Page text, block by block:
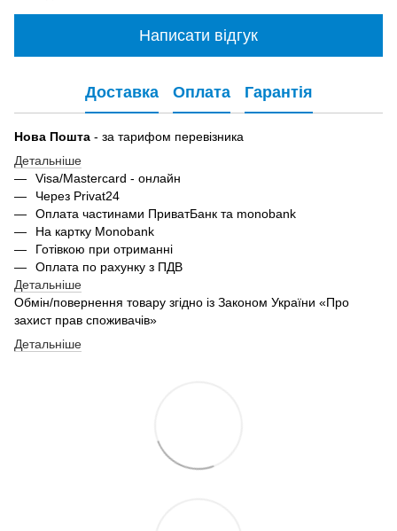
Написати відгук
Доставка Оплата Гарантія
Нова Пошта - за тарифом перевізника
Детальніше
Visa/Mastercard - онлайн
Через Privat24
Оплата частинами ПриватБанк та monobank
На картку Monobank
Готівкою при отриманні
Оплата по рахунку з ПДВ
Детальніше
Обмін/повернення товару згідно із Законом України «Про
захист прав споживачів»
Детальніше